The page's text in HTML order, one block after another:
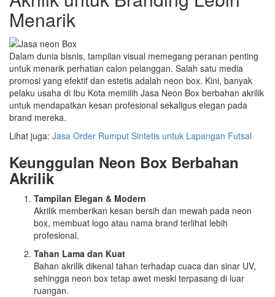
Menarik
Dalam dunia bisnis, tampilan visual memegang peranan penting
untuk menarik perhatian calon pelanggan. Salah satu media
promosi yang efektif dan estetis adalah neon box. Kini, banyak
pelaku usaha di Ibu Kota memilih Jasa Neon Box berbahan akrilik
untuk mendapatkan kesan profesional sekaligus elegan pada
brand mereka.
Lihat juga: Jasa Order Rumput Sintetis untuk Lapangan Futsal
Keunggulan Neon Box Berbahan
Akrilik
Tampilan Elegan & Modern
Akrilik memberikan kesan bersih dan mewah pada neon
box, membuat logo atau nama brand terlihat lebih
profesional.
Tahan Lama dan Kuat
Bahan akrilik dikenal tahan terhadap cuaca dan sinar UV,
sehingga neon box tetap awet meski terpasang di luar
ruangan.